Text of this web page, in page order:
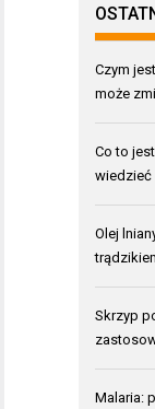
Czym
może
Co to
wiedzieć
Olej
Skrzyp
Malaria: